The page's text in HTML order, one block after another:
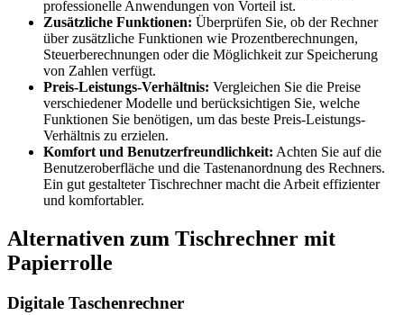
professionelle Anwendungen von Vorteil ist.
Zusätzliche Funktionen: Überprüfen Sie, ob der Rechner
über zusätzliche Funktionen wie Prozentberechnungen,
Steuerberechnungen oder die Möglichkeit zur Speicherung
von Zahlen verfügt.
Preis-Leistungs-Verhältnis: Vergleichen Sie die Preise
verschiedener Modelle und berücksichtigen Sie, welche
Funktionen Sie benötigen, um das beste Preis-Leistungs-
Verhältnis zu erzielen.
Komfort und Benutzerfreundlichkeit: Achten Sie auf die
Benutzeroberfläche und die Tastenanordnung des Rechners.
Ein gut gestalteter Tischrechner macht die Arbeit effizienter
und komfortabler.
Alternativen zum Tischrechner mit
Papierrolle
Digitale Taschenrechner